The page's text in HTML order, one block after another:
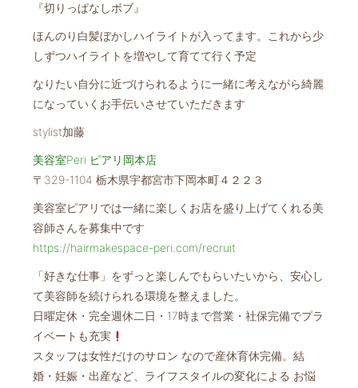
『切りっぱなしボブ』
ほんのり白髪ぼかしハイライトが入ってます。これから少
しずつハイライトを増やして育てて行く予定
なりたい自分に近づけられるように一緒に考えながら綺麗
になっていくお手伝いさせていただきます
stylist加藤
美容室Peri ピアリ岡本店
〒329-1104 栃木県宇都宮市下岡本町４２２３
美容室ピアリでは一緒に楽しくお店を盛り上げてくれる美
容師さんを募集中です
https://hairmakespace-peri.com/recruit
「好きな仕事」をずっと楽しんでもらいたいから、安心し
て美容師を続けられる環境を整えました。
日曜定休・完全週休二日・17時まで営業・社保完備でプラ
イベートも充実
スタッフは女性だけのサロン なので産休育休完備。結
婚・妊娠・出産など、ライフスタイルの変化による お悩